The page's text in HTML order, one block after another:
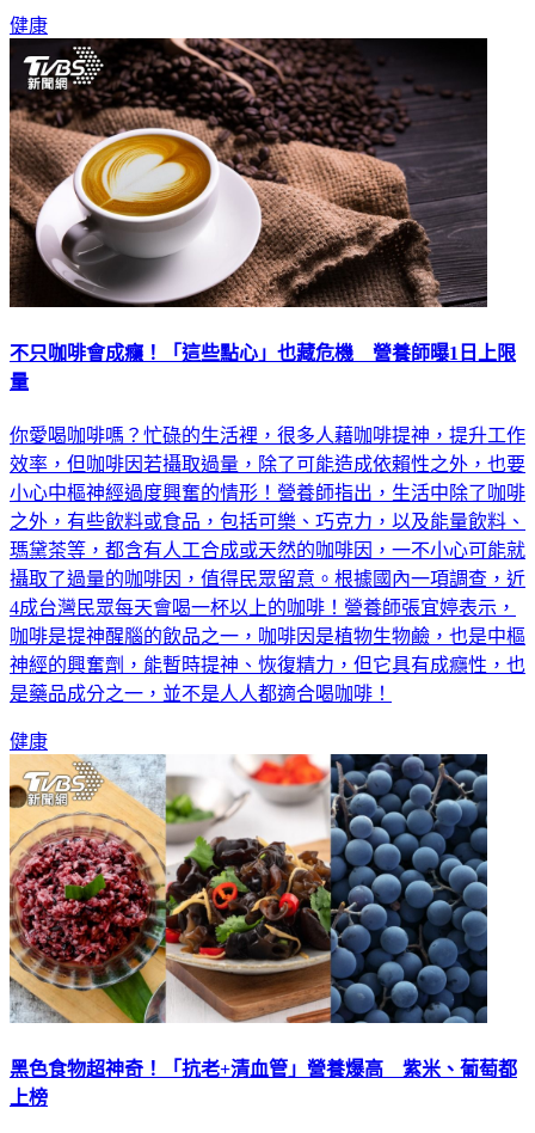
健康
不只咖啡會成癮！「這些點心」也藏危機 營養師曝1日上限
量
你愛喝咖啡嗎？忙碌的生活裡，很多人藉咖啡提神，提升工作
效率，但咖啡因若攝取過量，除了可能造成依賴性之外，也要
小心中樞神經過度興奮的情形！營養師指出，生活中除了咖啡
之外，有些飲料或食品，包括可樂、巧克力，以及能量飲料、
瑪黛茶等，都含有人工合成或天然的咖啡因，一不小心可能就
攝取了過量的咖啡因，值得民眾留意。根據國內一項調查，近
4成台灣民眾每天會喝一杯以上的咖啡！營養師張宜婷表示，
咖啡是提神醒腦的飲品之一，咖啡因是植物生物鹼，也是中樞
神經的興奮劑，能暫時提神、恢復精力，但它具有成癮性，也
是藥品成分之一，並不是人人都適合喝咖啡！
健康
黑色食物超神奇！「抗老+清血管」營養爆高 紫米、葡萄都
上榜